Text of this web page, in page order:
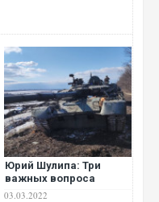
Юрий Шулипа: Три
важных вопроса
03.03.2022